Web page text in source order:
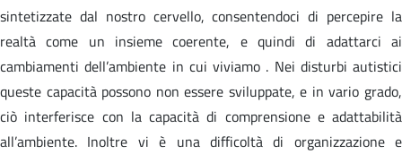
sintetizzate dal nostro cervello, consentendoci di percepire la
realtà come un insieme coerente, e quindi di adattarci ai
cambiamenti dell’ambiente in cui viviamo . Nei disturbi autistici
queste capacità possono non essere sviluppate, e in vario grado,
ciò interferisce con la capacità di comprensione e adattabilità
all’ambiente. Inoltre vi è una difficoltà di organizzazione e